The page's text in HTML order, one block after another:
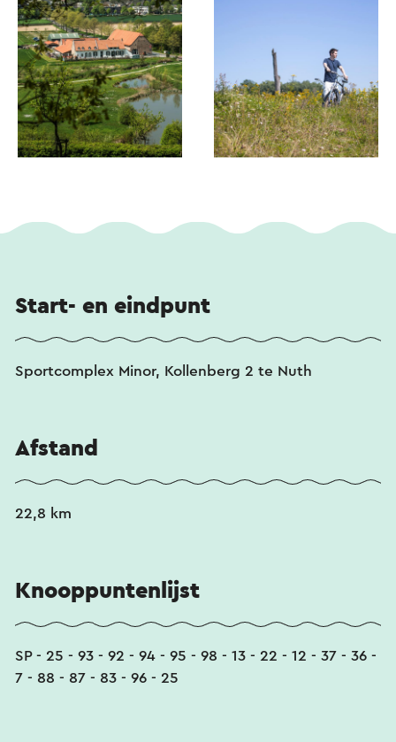
Start- en eindpunt
Sportcomplex Minor, Kollenberg 2 te Nuth
Afstand
22,8 km
Knooppuntenlijst
SP - 25 - 93 - 92 - 94 - 95 - 98 - 13 - 22 - 12 - 37 - 36 -
7 - 88 - 87 - 83 - 96 - 25